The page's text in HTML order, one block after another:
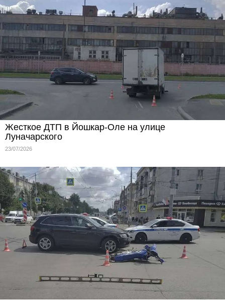
Жесткое ДТП в Йошкар-Оле на улице
Луначарского
23/07/2026